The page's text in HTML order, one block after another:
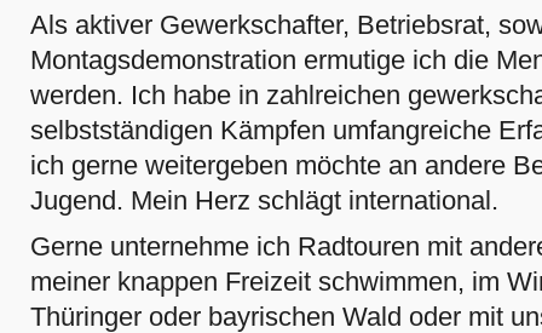
Als aktiver Gewerkschafter, Betriebsrat,
Montagsdemonstration ermutige ich die
werden. Ich habe in zahlreichen
selbstständigen Kämpfen umfangreiche
ich gerne weitergeben möchte an andere
Jugend. Mein Herz schlägt international.
Gerne unternehme ich Radtouren mit
meiner knappen Freizeit schwimmen, im
Thüringer oder bayrischen Wald oder mit